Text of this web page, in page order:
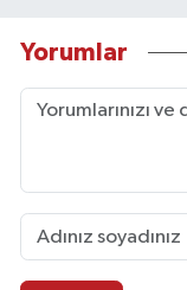
Yorumlar